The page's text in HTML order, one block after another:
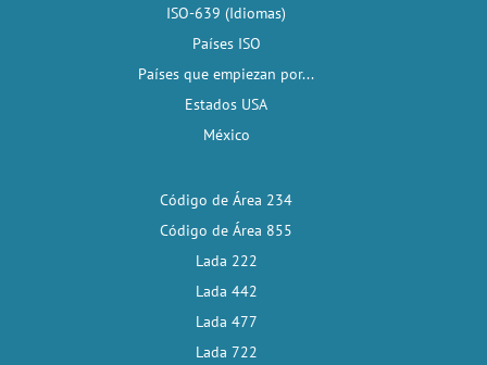
ISO-639 (Idiomas)
Países ISO
Países que empiezan por...
Estados USA
México
Código de Área 234
Código de Área 855
Lada 222
Lada 442
Lada 477
Lada 722